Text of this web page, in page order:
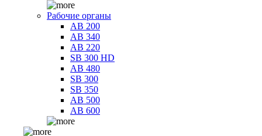
Рабочие органы
AB 200
AB 340
AB 220
SB 300 HD
AB 480
SB 300
SB 350
AB 500
AB 600